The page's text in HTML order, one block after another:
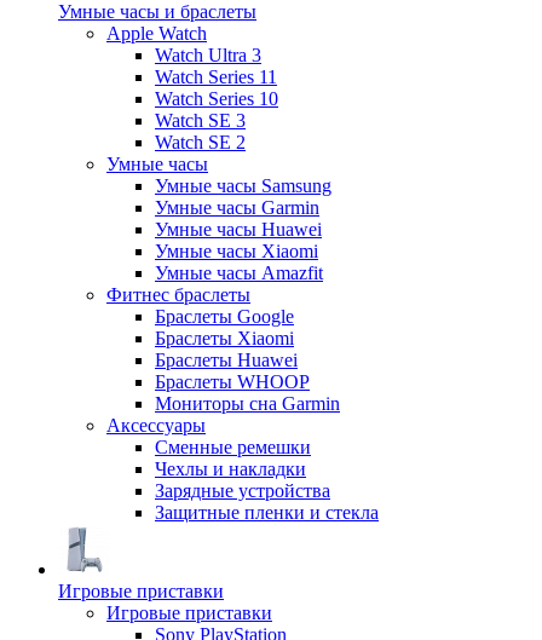
Умные часы и браслеты
Apple Watch
Watch Ultra 3
Watch Series 11
Watch Series 10
Watch SE 3
Watch SE 2
Умные часы
Умные часы Samsung
Умные часы Garmin
Умные часы Huawei
Умные часы Xiaomi
Умные часы Amazfit
Фитнес браслеты
Браслеты Google
Браслеты Xiaomi
Браслеты Huawei
Браслеты WHOOP
Мониторы сна Garmin
Аксессуары
Сменные ремешки
Чехлы и накладки
Зарядные устройства
Защитные пленки и стекла
Игровые приставки
Игровые приставки
Sony PlayStation